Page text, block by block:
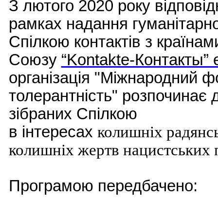
З лютого 2020 року
рамках надання
Спілкою контактів з
Союзу “Kontakte-Контакты”
організація "Міжнародний
толерантність" розпочинає
зібраних Спілкою
в інтересах колишніх
колишніх жертв нацистських
Програмою передбачено: